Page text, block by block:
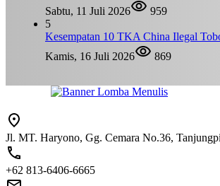
Sabtu, 11 Juli 2026
959
5
Kesempatan 10 TKA China Ilegal
Kamis, 16 Juli 2026
869
Jl. MT. Haryono, Gg. Cemara No.36,
+62 813-6406-6665